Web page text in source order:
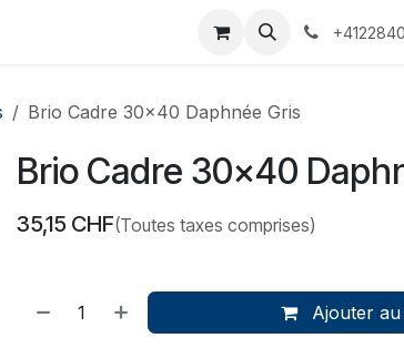
Événements Services
Brio Cadre 30x40 Daphnée Gris
Brio Cadre 30x40
35,15 CHF(Toutes taxes comprises)
Ajouter